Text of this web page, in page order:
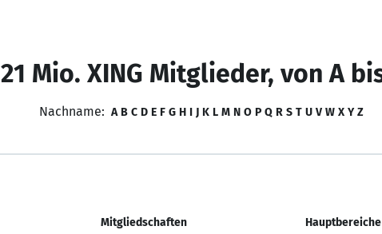
21 Mio. XING Mitglieder, von A
Nachname: A B C D E F G H I J K L M N O P Q R S T U V W X Y Z
Mitgliedschaften Hauptbereiche